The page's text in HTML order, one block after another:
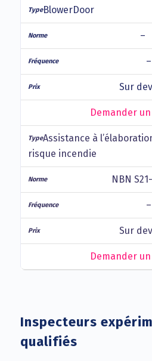
BlowerDoor
–
–
Sur
Demander
Assistance à
risque incendie
NBN
–
Sur
Demander
Inspecteurs
qualifiés